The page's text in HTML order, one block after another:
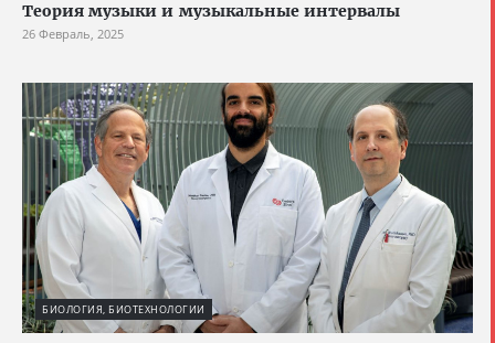
Теория музыки и музыкальные интервалы
26 Февраль, 2025
БИОЛОГИЯ, БИОТЕХНОЛОГИИ